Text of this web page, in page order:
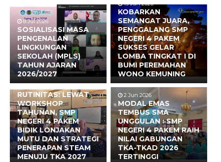
8 Jul 2026
SOSIALISASI MASA
PENGENALAN
LINGKUNGAN
SEKOLAH (MPLS)
TAHUN AJARAN
2026/2027
19 Jun 2026
KOBARKAN
SEMANGAT JUARA,
PENGGALANG SMP
NEGERI 4 PAKEM
SUKSES GELAR
LOMBA TINGKAT I DI
BUMI PEREMAHAN
WONO KEMUNING
17 Jun 2026
BUKAN SEKADAR
RUTINITAS: LEWAT
WORKSHOP
TAHUNAN, SMP
NEGERI 4 PAKEM
BIDIK LONJAKAN
MUTU DAN STRATEGI
PENERAPAN STEAM
MENUJU TKA 2027
2 Jun 2026
MODAL EMAS
TEMBUS SMA
UNGGULAN : SMP
NEGERI 4 PAKEM RAIH
NILAI GABUNGAN
TKA-TKAD 2026
TERTINGGI